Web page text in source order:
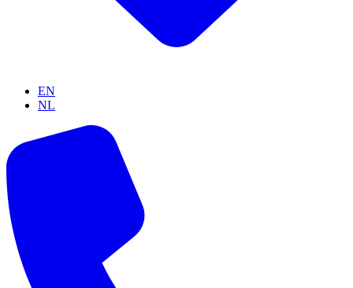
EN
NL